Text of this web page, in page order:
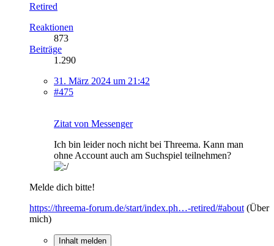
Retired
Reaktionen
873
Beiträge
1.290
31. März 2024 um 21:42
#475
Zitat von Messenger
Ich bin leider noch nicht bei Threema. Kann man
ohne Account auch am Suchspiel teilnehmen?
Melde dich bitte!
https://threema-forum.de/start/index.ph…-retired/#about (Über
mich)
Inhalt melden